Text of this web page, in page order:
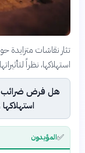
تثار نقاشات
استهلاكها، نظراً
هل فرض ضرائب
✅المؤيدون